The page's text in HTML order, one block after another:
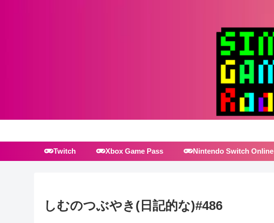
Twitch Xbox Game Pass Nintendo Switch Online
しむのつぶやき(日記的な)#486